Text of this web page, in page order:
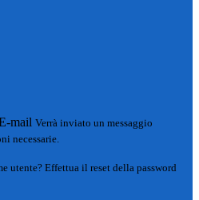
mail Verrà inviato un messaggio
necessarie.
utente? Effettua il reset della password